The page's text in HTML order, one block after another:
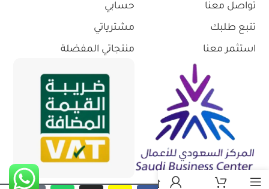
تواصل معنا
تتبع طلبك
استثمر معنا
حسابي
مشترياتي
منتجاتي المفضلة